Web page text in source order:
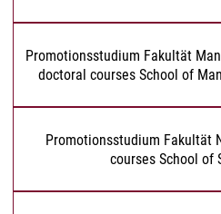
Promotionsstudium Fakultät
doctoral courses School of
Promotionsstudium Fakultät
courses School of